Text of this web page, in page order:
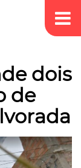
dois
de